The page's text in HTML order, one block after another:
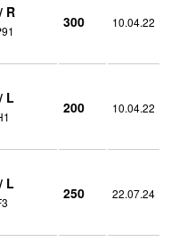
R
300 10.04.22
L
200 10.04.22
L
250 22.07.24